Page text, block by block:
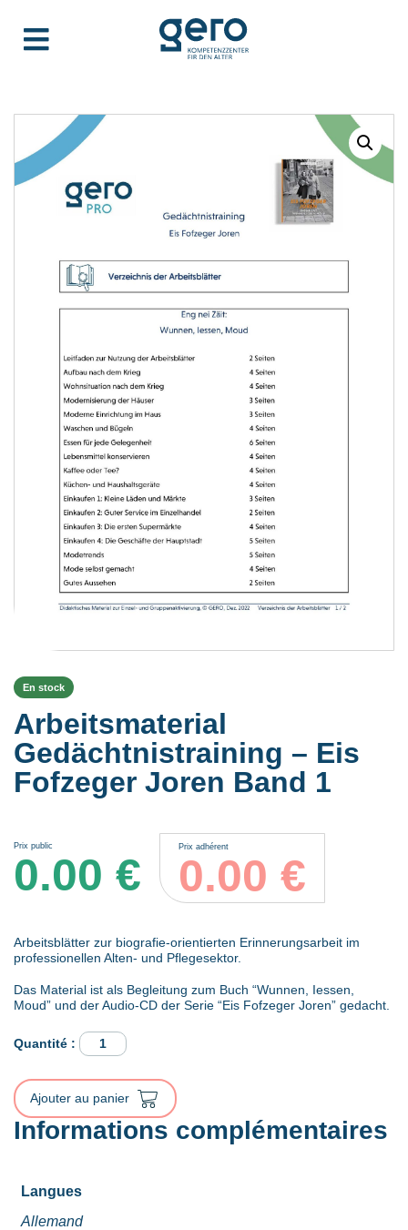
En stock
Arbeitsmaterial
Gedächtnistraining – Eis
Fofzeger Joren Band 1
Prix public
0.00 €
Prix adhérent
0.00 €
Arbeitsblätter zur biografie-orientierten Erinnerungsarbeit im
professionellen Alten- und Pflegesektor.
Das Material ist als Begleitung zum Buch “Wunnen, Iessen,
Moud” und der Audio-CD der Serie “Eis Fofzeger Joren” gedacht.
quantité
de
Gedächtnistraining
-
Eis
Fofzeger
Ajouter au panier
Informations complémentaires
Langues
Allemand